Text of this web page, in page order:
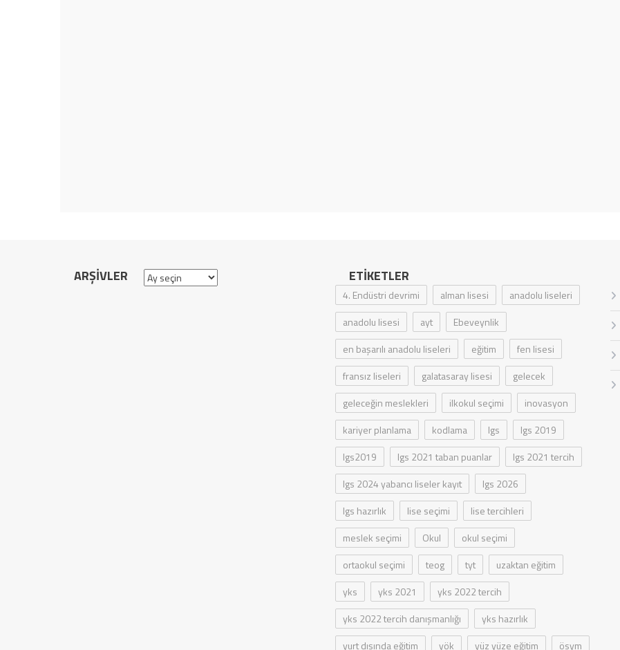
ARŞIVLER Arşivler ETIKETLER
4. Endüstri devrimi alman lisesi
anadolu liseleri
anadolu lisesi
ayt
Ebeveynlik
en başarılı anadolu liseleri
eğitim
fen lisesi
fransız liseleri
galatasaray lisesi
gelecek
geleceğin meslekleri
ilkokul seçimi
inovasyon
kariyer planlama
kodlama lgs
lgs 2019
lgs2019
lgs 2021 taban puanlar
lgs 2021 tercih
lgs 2024 yabancı liseler kayıt
lgs 2026
lgs hazırlık
lise seçimi
lise tercihleri
meslek seçimi
Okul
okul seçimi
ortaokul seçimi
teog tyt
uzaktan eğitim
yks
yks 2021
yks 2022 tercih
yks 2022 tercih danışmanlığı
yks hazırlık
yurt dışında eğitim
yök yüz yüze eğitim ösym